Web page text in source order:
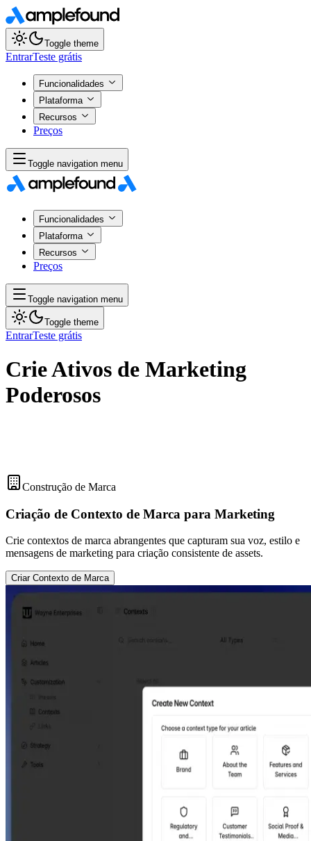
Toggle theme
EntrarTeste grátis
Funcionalidades
Plataforma
Recursos
Preços
Toggle navigation menu
Funcionalidades
Plataforma
Recursos
Preços
Toggle navigation menu
Toggle theme
EntrarTeste grátis
Crie Ativos de Marketing
Poderosos
Construção de Marca
Criação de Contexto de Marca para Marketing
Crie contextos de marca abrangentes que capturam sua voz, estilo e
mensagens de marketing para criação consistente de assets.
Criar Contexto de Marca